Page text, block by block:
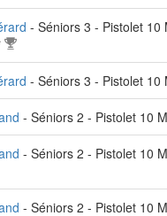
- Séniors 3 - Pistolet 10
- Séniors 3 - Pistolet 10
- Séniors 2 - Pistolet 10
- Séniors 2 - Pistolet 10
- Séniors 2 - Pistolet 10